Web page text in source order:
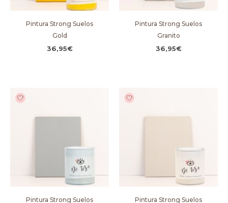
Pintura Strong Suelos
Gold
36,95€
Pintura Strong Suelos
Granito
36,95€
Pintura Strong Suelos Pintura Strong Suelos